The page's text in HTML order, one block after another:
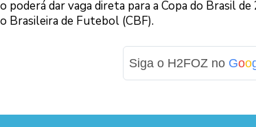
poderá dar vaga direta para a Copa do Brasil
Brasileira de Futebol (CBF).
Siga o H2FOZ no Goo